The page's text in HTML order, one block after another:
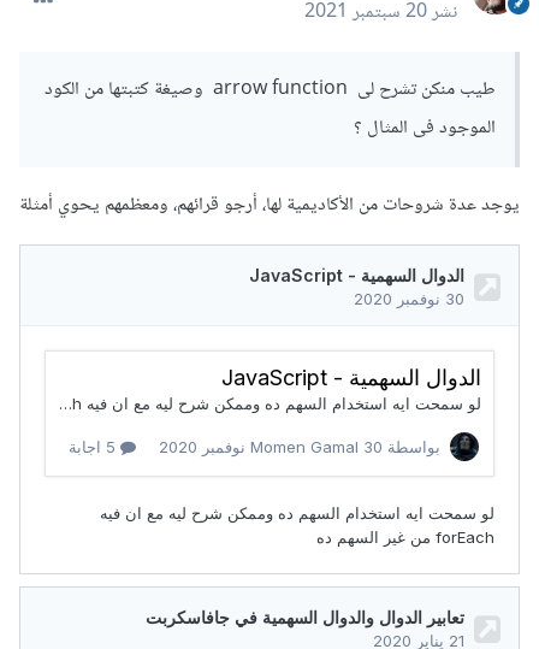
نشر20 سبتمبر 2021
طيب منكن تشرح لى arrow function وصيغة كتبتها من الكود
الموجود فى المثال ؟
يوجد عدة شروحات من الأكاديمية لها، أرجو قرائهم، ومعظمهم يحوي أمثلة